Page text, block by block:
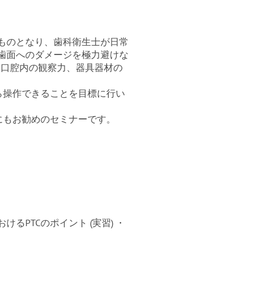
のとなり、歯科衛生士が日常
面へのダメージを極力避けな
腔内の観察力、器具器材の
作できることを目標に行い
お勧めのセミナーです。
るPTCのポイント (実習) ・